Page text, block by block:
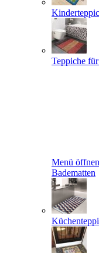
Teppiche
Menü öffnen
Badematten